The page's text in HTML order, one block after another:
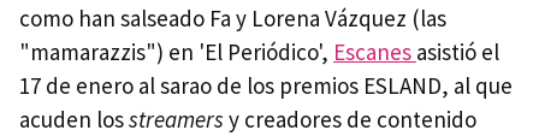
como han salseado Fa y Lorena Vázquez (las
"mamarazzis") en 'El Periódico', Escanes asistió el
17 de enero al sarao de los premios ESLAND, al que
acuden losstreamers y creadores de contenido